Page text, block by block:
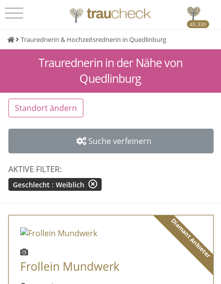
45.330
Traurednerin & Hochzeitsrednerin in Quedlinburg
Traurednerin in der Nähe von
Quedlinburg
Standort ändern
Suche verfeinern
AKTIVE FILTER:
Geschlecht : Weiblich
Diamant Anbieter
Frollein Mundwerk